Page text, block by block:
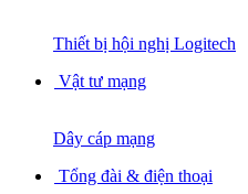
Thiết bị hội nghị Logitech
Vật tư mạng
Dây cáp mạng
Tổng đài & điện thoại